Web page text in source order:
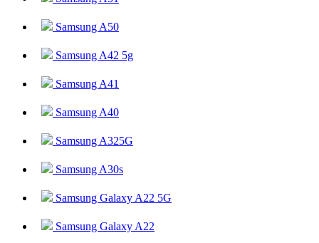
Samsung A50
Samsung A42 5g
Samsung A41
Samsung A40
Samsung A325G
Samsung A30s
Samsung Galaxy A22 5G
Samsung Galaxy A22